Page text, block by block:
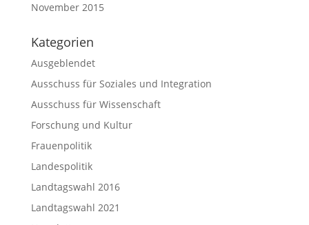
November 2015
Kategorien
Ausgeblendet
Ausschuss für Soziales und Integration
Ausschuss für Wissenschaft
Forschung und Kultur
Frauenpolitik
Landespolitik
Landtagswahl 2016
Landtagswahl 2021